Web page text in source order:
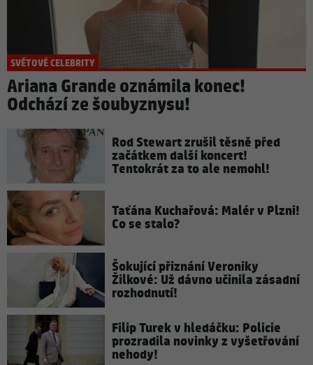
SVĚTOVÉ CELEBRITY
Ariana Grande oznámila konec!
Odchází ze šoubyznysu!
Rod Stewart zrušil těsně před
začátkem další koncert!
Tentokrát za to ale nemohl!
Taťána Kuchařová: Malér v Plzni!
Co se stalo?
Šokující přiznání Veroniky
Žilkové: Už dávno učinila zásadní
rozhodnutí!
Filip Turek v hledáčku: Policie
prozradila novinky z vyšetřování
nehody!